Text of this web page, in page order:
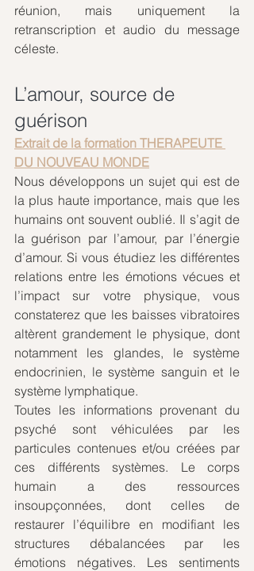
réunion, mais uniquement la
retranscription et audio du message
céleste.
L’amour, source de
guérison
Extrait de la formation THERAPEUTE
DU NOUVEAU MONDE
Nous développons un sujet qui est de
la plus haute importance, mais que les
humains ont souvent oublié. Il s’agit de
la guérison par l’amour, par l’énergie
d’amour. Si vous étudiez les différentes
relations entre les émotions vécues et
l’impact sur votre physique, vous
constaterez que les baisses vibratoires
altèrent grandement le physique, dont
notamment les glandes, le système
endocrinien, le système sanguin et le
système lymphatique.
Toutes les informations provenant du
psyché sont véhiculées par les
particules contenues et/ou créées par
ces différents systèmes. Le corps
humain a des ressources
insoupçonnées, dont celles de
restaurer l’équilibre en modifiant les
structures débalancées par les
émotions négatives. Les sentiments